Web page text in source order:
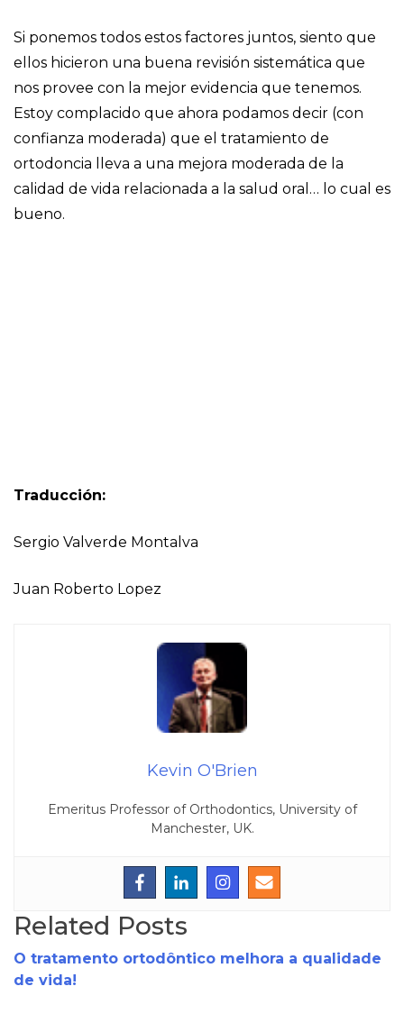
Si ponemos todos estos factores juntos, siento que
ellos hicieron una buena revisión sistemática que
nos provee con la mejor evidencia que tenemos.
Estoy complacido que ahora podamos decir (con
confianza moderada) que el tratamiento de
ortodoncia lleva a una mejora moderada de la
calidad de vida relacionada a la salud oral… lo cual es
bueno.
Traducción:
Sergio Valverde Montalva
Juan Roberto Lopez
Kevin O'Brien
Emeritus Professor of Orthodontics, University of
Manchester, UK.
Related Posts
O tratamento ortodôntico melhora a qualidade
de vida!